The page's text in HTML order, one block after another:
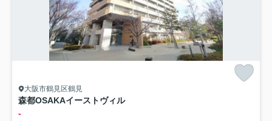
大阪市鶴見区鶴見
森都OSAKAイーストヴィル
-